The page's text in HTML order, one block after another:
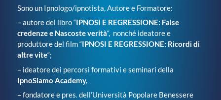
Sono un Ipnologo/ipnotista, Autore e Formatore:
– autore del libro “IPNOSI E REGRESSIONE: False
credenze e Nascoste verità“, nonché ideatore e
produttore del film “IPNOSI E REGRESSIONE: Ricordi di
altre vite“;
– ideatore dei percorsi formativi e seminari della
IpnoSiamo Academy,
– fondatore e pres. dell’Università Popolare Benessere